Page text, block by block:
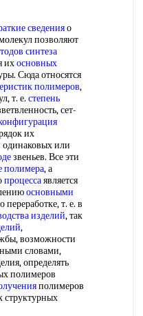
сведенияо
позволяют
синтеза
ихосновных
Сюда относятся
полимеров,
т. е. степень
сет-
их
одинаковых или
звеньев. Все эти
полимера, а
процессаявляется
основными
переработке, т. е. в
изделий, так
,
возможности
словами,
определять
полимеров
полимеров
структурных